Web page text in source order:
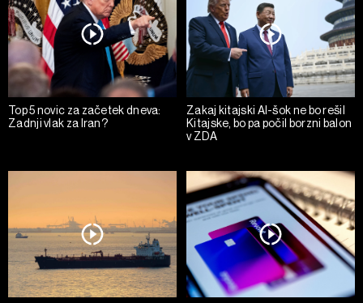
Top 5 novic za začetek dneva:
Zadnji vlak za Iran?
Zakaj kitajski AI-šok ne bo rešil
Kitajske, bo pa počil borzni balon
v ZDA